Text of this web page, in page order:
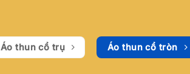
Áo thun cổ trụ Áo thun cổ tròn